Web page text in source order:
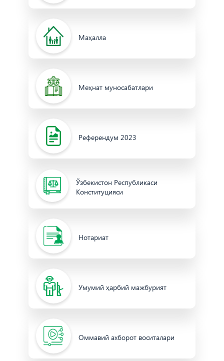
Маҳалла
Меҳнат муносабатлари
Референдум 2023
Ўзбекистон Республикаси
Конституцияси
Нотариат
Умумий ҳарбий мажбурият
Оммавий ахборот воситалари